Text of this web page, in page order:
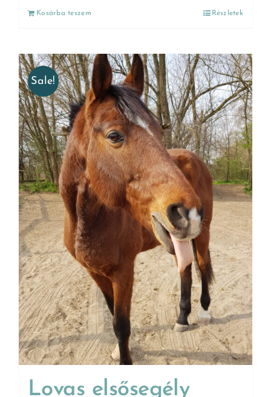
Kosárba teszem Részletek
Sale!
Lovas elsősegély